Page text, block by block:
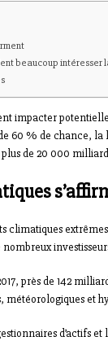
beaucoup intéresser
impacter
60 % de chance, la
de 20 000
climatiques
près de 142
et
d’actifs et